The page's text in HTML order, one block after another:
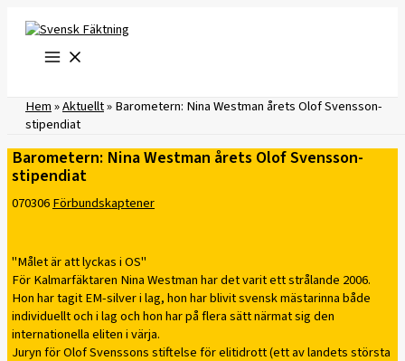
innehåll
Hem»Aktuellt»Barometern: Nina Westman årets Olof Svensson-
stipendiat
Barometern: Nina Westman årets Olof Svensson-
stipendiat
070306Förbundskaptener
"Målet är att lyckas i OS"
För Kalmarfäktaren Nina Westman har det varit ett strålande 2006.
Hon har tagit EM-silver i lag, hon har blivit svensk mästarinna både
individuellt och i lag och hon har på flera sätt närmat sig den
internationella eliten i värja.
Juryn för Olof Svenssons stiftelse för elitidrott (ett av landets största